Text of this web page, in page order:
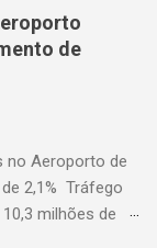
0,6%. A
assentos-
1,3% em
de ocupação foi
em
com
Médio, a
diminuiu
de
no Aeroporto de
2,1% Tráfego
milhões de